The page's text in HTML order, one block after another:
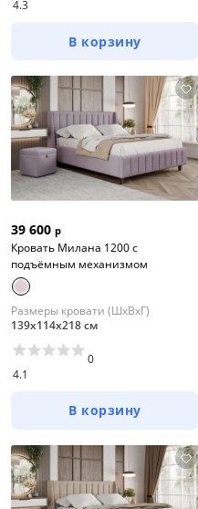
4.3
В корзину
39 600 р
Кровать Милана 1200 с
подъёмным механизмом
Размеры кровати (ШхВхГ)
139х114х218 см
4.1
0
В корзину